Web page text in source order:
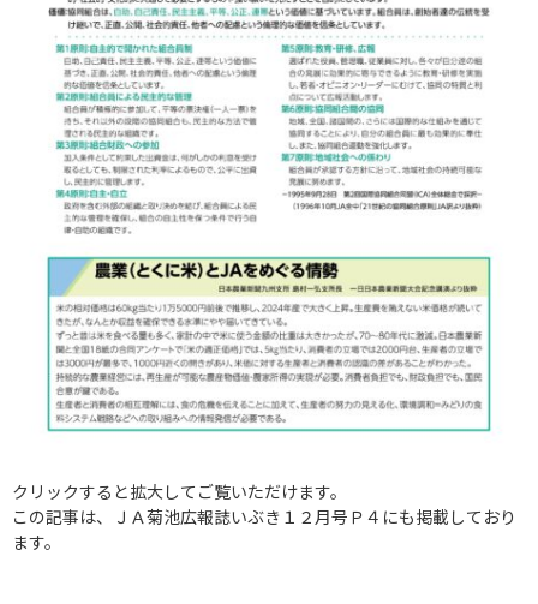
クリックすると拡大してご覧いただけます。
この記事は、ＪＡ菊池広報誌いぶき１２月号Ｐ４にも掲載しており
ます。